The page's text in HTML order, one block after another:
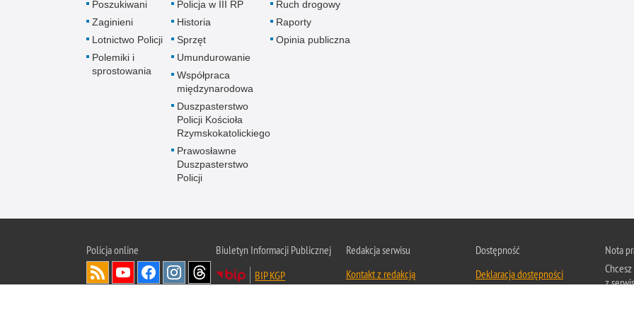
Poszukiwani
Zaginieni
Lotnictwo Policji
Polemiki i
sprostowania
Policja w III RP
Historia
Sprzęt
Umundurowanie
Współpraca
międzynarodowa
Duszpasterstwo
Policji Kościoła
Rzymskokatolickiego
Prawosławne
Duszpasterstwo
Policji
Ruch drogowy
Raporty
Opinia publiczna
Policjaonline
Biuletyn Informacji Publicznej
BIP KGP
Redakcja serwisu
Kontakt z redakcją
Dostępność
Deklaracja dostępności
Nota
z